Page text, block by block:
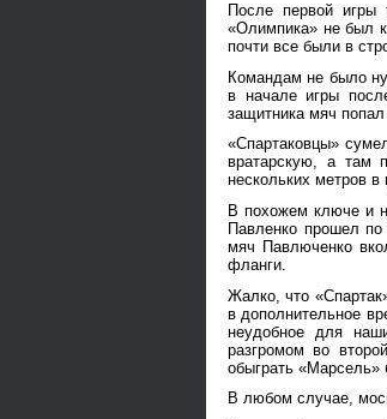
После первой игры
«Олимпика» не был
почти все были в
Командам не было
в начале игры
защитника мяч
«Спартаковцы»
вратарскую, а там
нескольких метров в
В похожем ключе и
Павленко прошел
мяч Павлюченко
фланги.
Жалко, что
в дополнительное
неудобное для
разгромом во
обыграть «Марсель»
В любом случае,